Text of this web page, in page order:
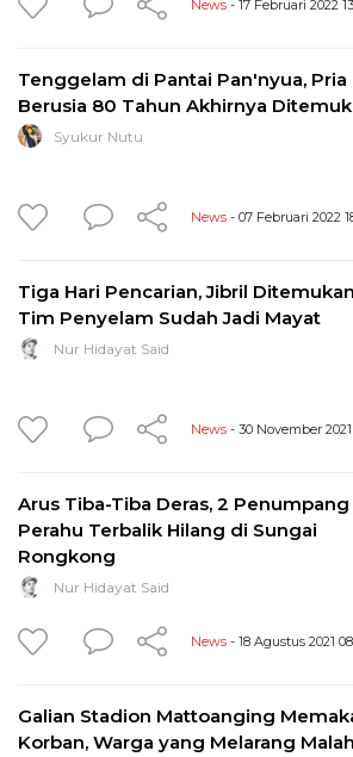
News - 17 Februari 2022
Tenggelam di Pantai Pan'nyua, Pria
Berusia 80 Tahun Akhirnya
Syukur Nutu
News - 07 Februari 2022
Tiga Hari Pencarian, Jibril Ditemukan
Tim Penyelam Sudah Jadi Mayat
Nur Hidayat Said
News - 30 November 2021
Arus Tiba-Tiba Deras, 2 Penumpang
Perahu Terbalik Hilang di Sungai
Rongkong
Nur Hidayat Said
News - 18 Agustus 2021
Galian Stadion Mattoanging
Korban, Warga yang Melarang Malah